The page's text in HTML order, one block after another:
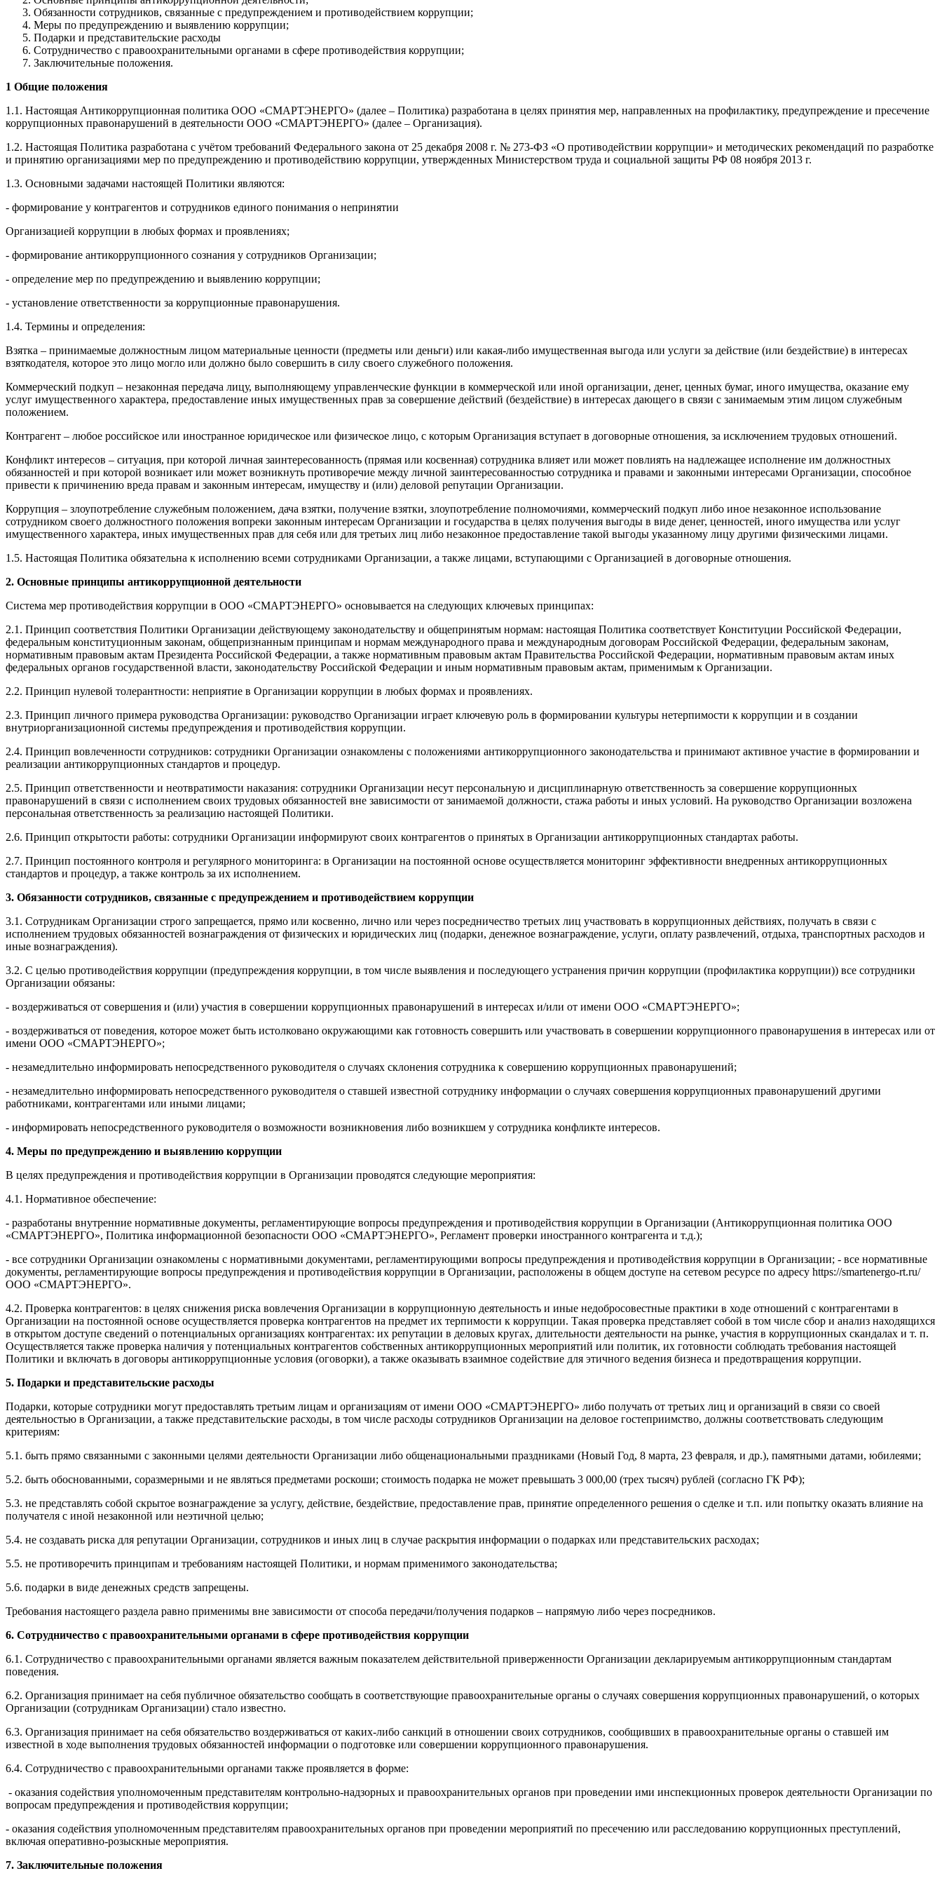
Обязанности сотрудников, связанные с предупреждением и противодействием коррупции;
Меры по предупреждению и выявлению коррупции;
Подарки и представительские расходы
Сотрудничество с правоохранительными органами в сфере противодействия коррупции;
Заключительные положения.
1 Общие положения
1.1. Настоящая Антикоррупционная политика ООО «СМАРТЭНЕРГО» (далее – Политика) разработана в целях принятия мер, направленных на профилактику, предупреждение и пресечение
коррупционных правонарушений в деятельности ООО «СМАРТЭНЕРГО» (далее – Организация).
1.2. Настоящая Политика разработана с учётом требований Федерального закона от 25 декабря 2008 г. № 273-ФЗ «О противодействии коррупции» и методических рекомендаций по разработке
и принятию организациями мер по предупреждению и противодействию коррупции, утвержденных Министерством труда и социальной защиты РФ 08 ноября 2013 г.
1.3. Основными задачами настоящей Политики являются:
- формирование у контрагентов и сотрудников единого понимания о непринятии
Организацией коррупции в любых формах и проявлениях;
- формирование антикоррупционного сознания у сотрудников Организации;
- определение мер по предупреждению и выявлению коррупции;
- установление ответственности за коррупционные правонарушения.
1.4. Термины и определения:
Взятка – принимаемые должностным лицом материальные ценности (предметы или деньги) или какая-либо имущественная выгода или услуги за действие (или бездействие) в интересах
взяткодателя, которое это лицо могло или должно было совершить в силу своего служебного положения.
Коммерческий подкуп – незаконная передача лицу, выполняющему управленческие функции в коммерческой или иной организации, денег, ценных бумаг, иного имущества, оказание ему
услуг имущественного характера, предоставление иных имущественных прав за совершение действий (бездействие) в интересах дающего в связи с занимаемым этим лицом служебным
положением.
Контрагент – любое российское или иностранное юридическое или физическое лицо, с которым Организация вступает в договорные отношения, за исключением трудовых отношений.
Конфликт интересов – ситуация, при которой личная заинтересованность (прямая или косвенная) сотрудника влияет или может повлиять на надлежащее исполнение им должностных
обязанностей и при которой возникает или может возникнуть противоречие между личной заинтересованностью сотрудника и правами и законными интересами Организации, способное
привести к причинению вреда правам и законным интересам, имуществу и (или) деловой репутации Организации.
Коррупция – злоупотребление служебным положением, дача взятки, получение взятки, злоупотребление полномочиями, коммерческий подкуп либо иное незаконное использование
сотрудником своего должностного положения вопреки законным интересам Организации и государства в целях получения выгоды в виде денег, ценностей, иного имущества или услуг
имущественного характера, иных имущественных прав для себя или для третьих лиц либо незаконное предоставление такой выгоды указанному лицу другими физическими лицами.
1.5. Настоящая Политика обязательна к исполнению всеми сотрудниками Организации, а также лицами, вступающими с Организацией в договорные отношения.
2. Основные принципы антикоррупционной деятельности
Система мер противодействия коррупции в ООО «СМАРТЭНЕРГО» основывается на следующих ключевых принципах:
2.1. Принцип соответствия Политики Организации действующему законодательству и общепринятым нормам: настоящая Политика соответствует Конституции Российской Федерации,
федеральным конституционным законам, общепризнанным принципам и нормам международного права и международным договорам Российской Федерации, федеральным законам,
нормативным правовым актам Президента Российской Федерации, а также нормативным правовым актам Правительства Российской Федерации, нормативным правовым актам иных
федеральных органов государственной власти, законодательству Российской Федерации и иным нормативным правовым актам, применимым к Организации.
2.2. Принцип нулевой толерантности: неприятие в Организации коррупции в любых формах и проявлениях.
2.3. Принцип личного примера руководства Организации: руководство Организации играет ключевую роль в формировании культуры нетерпимости к коррупции и в создании
внутриорганизационной системы предупреждения и противодействия коррупции.
2.4. Принцип вовлеченности сотрудников: сотрудники Организации ознакомлены с положениями антикоррупционного законодательства и принимают активное участие в формировании и
реализации антикоррупционных стандартов и процедур.
2.5. Принцип ответственности и неотвратимости наказания: сотрудники Организации несут персональную и дисциплинарную ответственность за совершение коррупционных
правонарушений в связи с исполнением своих трудовых обязанностей вне зависимости от занимаемой должности, стажа работы и иных условий. На руководство Организации возложена
персональная ответственность за реализацию настоящей Политики.
2.6. Принцип открытости работы: сотрудники Организации информируют своих контрагентов о принятых в Организации антикоррупционных стандартах работы.
2.7. Принцип постоянного контроля и регулярного мониторинга: в Организации на постоянной основе осуществляется мониторинг эффективности внедренных антикоррупционных
стандартов и процедур, а также контроль за их исполнением.
3. Обязанности сотрудников, связанные с предупреждением и противодействием коррупции
3.1. Сотрудникам Организации строго запрещается, прямо или косвенно, лично или через посредничество третьих лиц участвовать в коррупционных действиях, получать в связи с
исполнением трудовых обязанностей вознаграждения от физических и юридических лиц (подарки, денежное вознаграждение, услуги, оплату развлечений, отдыха, транспортных расходов и
иные вознаграждения).
3.2. С целью противодействия коррупции (предупреждения коррупции, в том числе выявления и последующего устранения причин коррупции (профилактика коррупции)) все сотрудники
Организации обязаны:
- воздерживаться от совершения и (или) участия в совершении коррупционных правонарушений в интересах и/или от имени ООО «СМАРТЭНЕРГО»;
- воздерживаться от поведения, которое может быть истолковано окружающими как готовность совершить или участвовать в совершении коррупционного правонарушения в интересах или от
имени ООО «СМАРТЭНЕРГО»;
- незамедлительно информировать непосредственного руководителя о случаях склонения сотрудника к совершению коррупционных правонарушений;
- незамедлительно информировать непосредственного руководителя о ставшей известной сотруднику информации о случаях совершения коррупционных правонарушений другими
работниками, контрагентами или иными лицами;
- информировать непосредственного руководителя о возможности возникновения либо возникшем у сотрудника конфликте интересов.
4. Меры по предупреждению и выявлению коррупции
В целях предупреждения и противодействия коррупции в Организации проводятся следующие мероприятия:
4.1. Нормативное обеспечение:
- разработаны внутренние нормативные документы, регламентирующие вопросы предупреждения и противодействия коррупции в Организации (Антикоррупционная политика ООО
«СМАРТЭНЕРГО», Политика информационной безопасности ООО «СМАРТЭНЕРГО», Регламент проверки иностранного контрагента и т.д.);
- все сотрудники Организации ознакомлены с нормативными документами, регламентирующими вопросы предупреждения и противодействия коррупции в Организации; - все нормативные
документы, регламентирующие вопросы предупреждения и противодействия коррупции в Организации, расположены в общем доступе на сетевом ресурсе по адресу https://smartenergo-rt.ru/
ООО «СМАРТЭНЕРГО».
4.2. Проверка контрагентов: в целях снижения риска вовлечения Организации в коррупционную деятельность и иные недобросовестные практики в ходе отношений с контрагентами в
Организации на постоянной основе осуществляется проверка контрагентов на предмет их терпимости к коррупции. Такая проверка представляет собой в том числе сбор и анализ находящихся
в открытом доступе сведений о потенциальных организациях контрагентах: их репутации в деловых кругах, длительности деятельности на рынке, участия в коррупционных скандалах и т. п.
Осуществляется также проверка наличия у потенциальных контрагентов собственных антикоррупционных мероприятий или политик, их готовности соблюдать требования настоящей
Политики и включать в договоры антикоррупционные условия (оговорки), а также оказывать взаимное содействие для этичного ведения бизнеса и предотвращения коррупции.
5. Подарки и представительские расходы
Подарки, которые сотрудники могут предоставлять третьим лицам и организациям от имени ООО «СМАРТЭНЕРГО» либо получать от третьих лиц и организаций в связи со своей
деятельностью в Организации, а также представительские расходы, в том числе расходы сотрудников Организации на деловое гостеприимство, должны соответствовать следующим
критериям:
5.1. быть прямо связанными с законными целями деятельности Организации либо общенациональными праздниками (Новый Год, 8 марта, 23 февраля, и др.), памятными датами, юбилеями;
5.2. быть обоснованными, соразмерными и не являться предметами роскоши; стоимость подарка не может превышать 3 000,00 (трех тысяч) рублей (согласно ГК РФ);
5.3. не представлять собой скрытое вознаграждение за услугу, действие, бездействие, предоставление прав, принятие определенного решения о сделке и т.п. или попытку оказать влияние на
получателя с иной незаконной или неэтичной целью;
5.4. не создавать риска для репутации Организации, сотрудников и иных лиц в случае раскрытия информации о подарках или представительских расходах;
5.5. не противоречить принципам и требованиям настоящей Политики, и нормам применимого законодательства;
5.6. подарки в виде денежных средств запрещены.
Требования настоящего раздела равно применимы вне зависимости от способа передачи/получения подарков – напрямую либо через посредников.
6. Сотрудничество с правоохранительными органами в сфере противодействия коррупции
6.1. Сотрудничество с правоохранительными органами является важным показателем действительной приверженности Организации декларируемым антикоррупционным стандартам
поведения.
6.2. Организация принимает на себя публичное обязательство сообщать в соответствующие правоохранительные органы о случаях совершения коррупционных правонарушений, о которых
Организации (сотрудникам Организации) стало известно.
6.3. Организация принимает на себя обязательство воздерживаться от каких-либо санкций в отношении своих сотрудников, сообщивших в правоохранительные органы о ставшей им
известной в ходе выполнения трудовых обязанностей информации о подготовке или совершении коррупционного правонарушения.
6.4. Сотрудничество с правоохранительными органами также проявляется в форме:
- оказания содействия уполномоченным представителям контрольно-надзорных и правоохранительных органов при проведении ими инспекционных проверок деятельности Организации по
вопросам предупреждения и противодействия коррупции;
- оказания содействия уполномоченным представителям правоохранительных органов при проведении мероприятий по пресечению или расследованию коррупционных преступлений,
включая оперативно-розыскные мероприятия.
7. Заключительные положения